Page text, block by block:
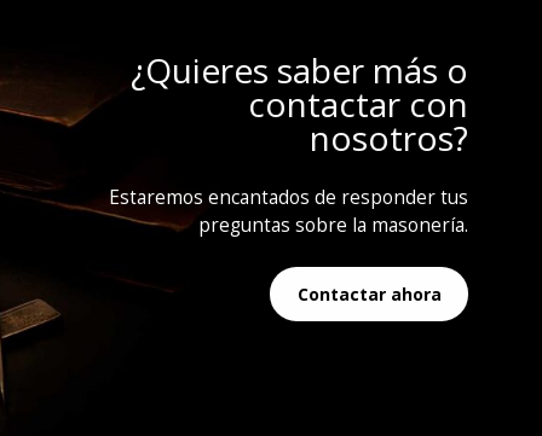
¿Quieres saber más o
contactar con
nosotros?
Estaremos encantados de responder tus
preguntas sobre la masonería.
Contactar ahora